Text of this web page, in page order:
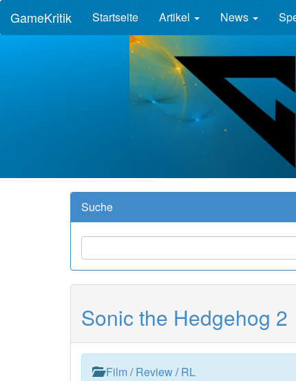
GameKritik Startseite Artikel News
Suche
Sonic the Hedgehog 2
Film/Review/RL